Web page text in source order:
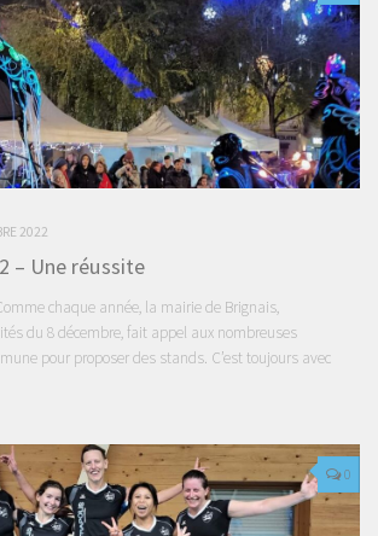
2022
– Une réussite
chaque année, la mairie de Brignais,
du 8 décembre, fait appel aux nombreuses
pour proposer des stands. C’est toujours avec
0